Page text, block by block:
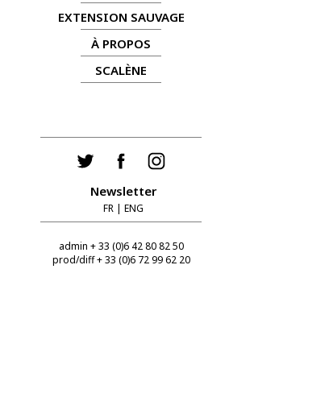
EXTENSION SAUVAGE
À PROPOS
SCALÈNE
Newsletter
FR | ENG
admin + 33 (0)6 42 80 82 50
prod/diff + 33 (0)6 72 99 62 20